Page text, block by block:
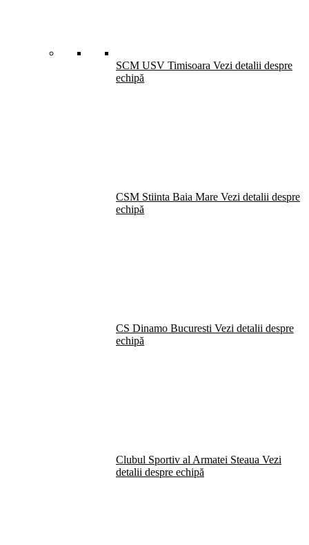
SCM USV Timisoara Vezi detalii despre
echipă
CSM Stiinta Baia Mare Vezi detalii despre
echipă
CS Dinamo Bucuresti Vezi detalii despre
echipă
Clubul Sportiv al Armatei Steaua Vezi
detalii despre echipă